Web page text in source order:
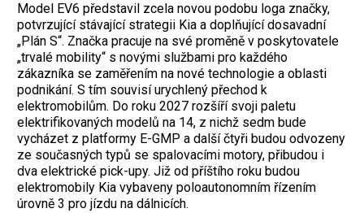
Model EV6 představil zcela novou podobu loga značky,
potvrzující stávající strategii Kia a doplňující dosavadní
„Plán S“. Značka pracuje na své proměně v poskytovatele
„trvalé mobility“ s novými službami pro každého
zákazníka se zaměřením na nové technologie a oblasti
podnikání. S tím souvisí urychlený přechod k
elektromobilům. Do roku 2027 rozšíří svoji paletu
elektrifikovaných modelů na 14, z nichž sedm bude
vycházet z platformy E-GMP a další čtyři budou odvozeny
ze současných typů se spalovacími motory, přibudou i
dva elektrické pick-upy. Již od příštího roku budou
elektromobily Kia vybaveny poloautonomním řízením
úrovně 3 pro jízdu na dálnicích.